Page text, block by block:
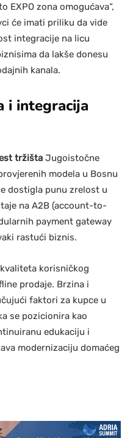
EXPO zona omogućava“,
će imati priliku da vide
integracije na licu
da lakše donesu
kanala.
i integracija
tržišta Jugoistočne
modela u Bosnu
dostigla punu zrelost u
na A2B (account-to-
payment gateway
rastući biznis.
korisničkog
prodaje. Brzina i
faktori za kupce u
se pozicionira kao
edukaciju i
modernizaciju domaćeg